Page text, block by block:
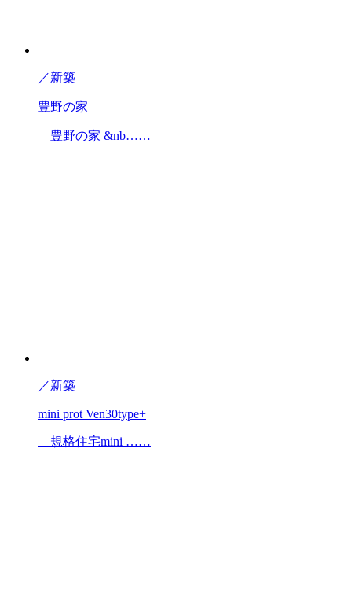
／新築
豊野の家
豊野の家 &nb……
／新築
mini prot Ven30type+
規格住宅mini ……